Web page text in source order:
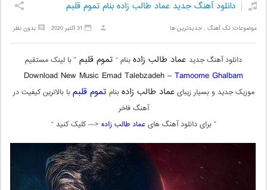
دانلود آهنگ جدید عماد طالب زاده بنام تموم قلبم
موضوعات:تک آهنگ ,جدیدترین ها بدون نظر 31 اکتبر 2020
دانلود آهنگ جدید عماد طالب زادهبنام “ تموم قلبم ” با لینک مستقیم
Download New Music Emad Talebzadeh –Tamoome Ghalbam
موزیک جدید و بسیار زیبایعماد طالب زادهبنام تموم قلبمبا بالاترین کیفیت در
آهنگ فاخر
” برای دانلود آهنگ هایعماد طالب زاده <— کلیک کنید “